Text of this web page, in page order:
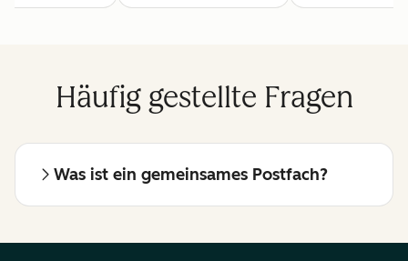
Häufig gestellte Fragen
Was ist ein gemeinsames Postfach?